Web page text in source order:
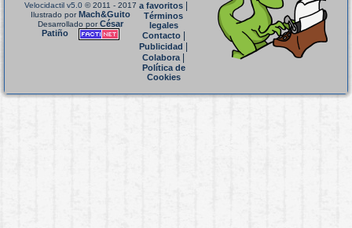
Velocidactil v5.0 © 2011 - 2017
Ilustrado porMach&Guito
Desarrollado porCésar
Patiño
a favoritos
Términos
legales
Contacto|
Publicidad
Colabora|
Política de
Cookies